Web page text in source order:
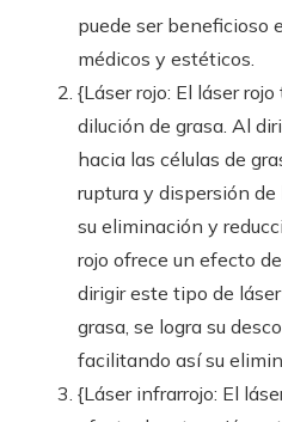
puede ser beneficioso
médicos y estéticos.
{Láser rojo: El láser
dilución de grasa. Al
hacia las células de
ruptura y dispersión
su eliminación y
rojo ofrece un efecto
dirigir este tipo de
grasa, se logra su
facilitando así su
{Láser infrarrojo: El